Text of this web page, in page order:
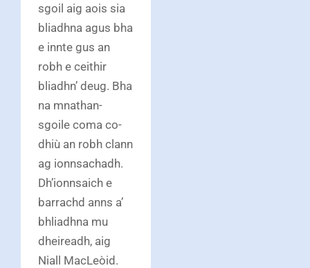
sgoil aig aois sia
bliadhna agus bha
e innte gus an
robh e ceithir
bliadhn’ deug. Bha
na mnathan-
sgoile coma co-
dhiù an robh clann
ag ionnsachadh.
Dh’ionnsaich e
barrachd anns a’
bhliadhna mu
dheireadh, aig
Niall MacLeòid.